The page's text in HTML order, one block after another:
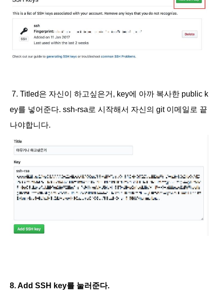
7. Titled은 자신이 하고싶은거, key에 아까 복사한 public k
ey를 넣어준다. ssh-rsa로 시작해서 자신의 git 이메일로 끝
나야합니다.
8. Add SSH key를 눌러준다.